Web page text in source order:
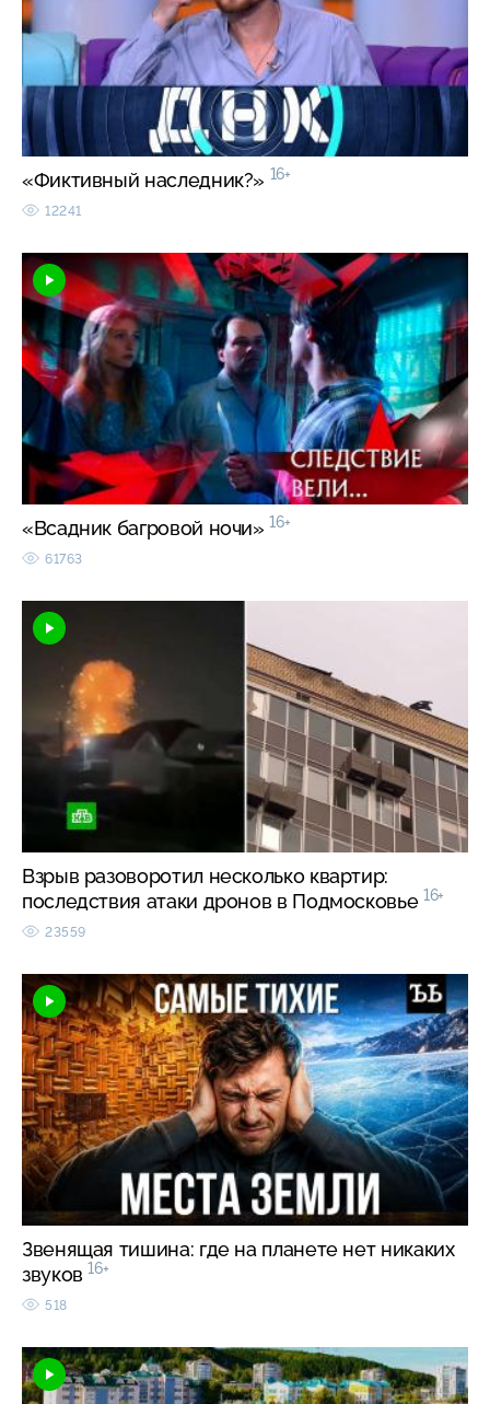
«Фиктивный наследник?» 16+
12241
«Всадник багровой ночи» 16+
61763
Взрыв разоворотил несколько квартир:
последствия атаки дронов в Подмосковье 16+
23559
Звенящая тишина: где на планете нет никаких
звуков 16+
518